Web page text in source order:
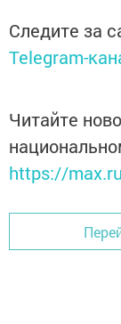
Следите за
Telegram-
Читайте
https://